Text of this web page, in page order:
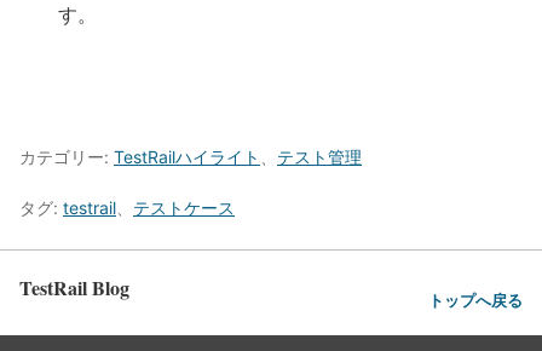
す。
カテゴリー: TestRailハイライト テスト管理
タグ: testrail テストケース
TestRail Blog トップへ戻る